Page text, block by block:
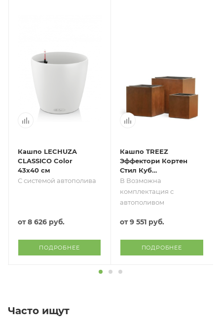
Кашпо LECHUZA
CLASSICO Color
43х40 см
С системой автополива
от8 626 руб.
ПОДРОБНЕЕ
Кашпо TREEZ
Эффектори Кортен
Стил Куб
Бархатистая окись
В Возможна
комплектация с
автополивом
от9 551 руб.
ПОДРОБНЕЕ
Часто ищут